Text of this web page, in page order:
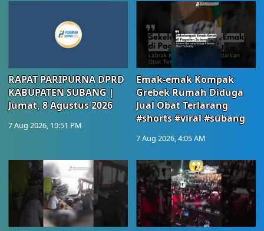
RAPAT PARIPURNA DPRD
KABUPATEN SUBANG |
Jumat, 8 Agustus 2026
7 Aug 2026, 10:51 PM
Emak-emak Kompak
Grebek Rumah Diduga
Jual Obat Terlarang
#shorts #viral #subang
7 Aug 2026, 4:05 AM